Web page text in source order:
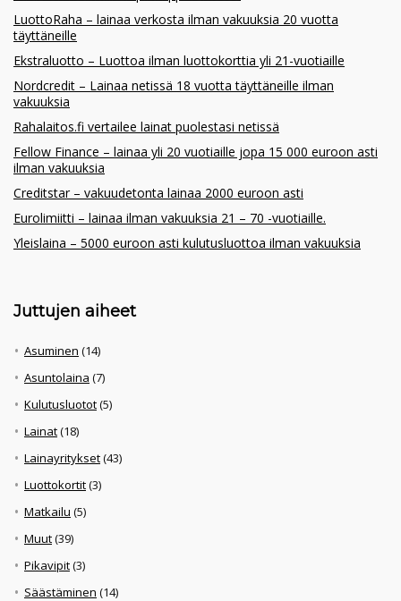
LuottoRaha – lainaa verkosta ilman vakuuksia 20 vuotta
täyttäneille
Ekstraluotto – Luottoa ilman luottokorttia yli 21-vuotiaille
Nordcredit – Lainaa netissä 18 vuotta täyttäneille ilman
vakuuksia
Rahalaitos.fi vertailee lainat puolestasi netissä
Fellow Finance – lainaa yli 20 vuotiaille jopa 15 000 euroon asti
ilman vakuuksia
Creditstar – vakuudetonta lainaa 2000 euroon asti
Eurolimiitti – lainaa ilman vakuuksia 21 – 70 -vuotiaille.
Yleislaina – 5000 euroon asti kulutusluottoa ilman vakuuksia
Juttujen aiheet
Asuminen (14)
Asuntolaina (7)
Kulutusluotot(5)
Lainat(18)
Lainayritykset(43)
Luottokortit(3)
Matkailu (5)
Muut(39)
Pikavipit(3)
Säästäminen (14)